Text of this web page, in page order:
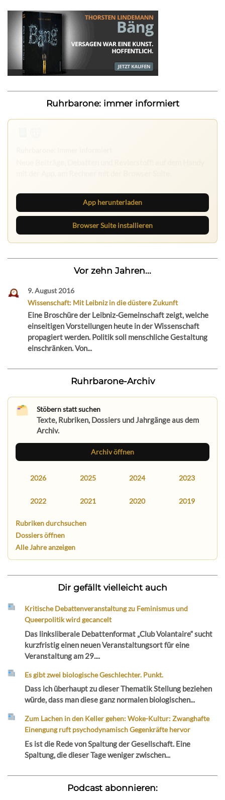
Ruhrbarone: immer informiert
App herunterladen
Browser Suite installieren
Vor zehn Jahren...
9. August 2016
Wissenschaft: Mit Leibniz in die düstere Zukunft
Eine Broschüre der Leibniz-Gemeinschaft zeigt, welche
einseitigen Vorstellungen heute in der Wissenschaft
propagiert werden. Politik soll menschliche Gestaltung
einschränken. Von...
Ruhrbarone-Archiv
Stöbern statt suchen
Texte, Rubriken, Dossiers und Jahrgänge aus dem
Archiv.
Archiv öffnen
2026 2025 2024 2023
2022 2021 2020 2019
Rubriken durchsuchen
Dossiers öffnen
Alle Jahre anzeigen
Dir gefällt vielleicht auch
Kritische Debattenveranstaltung zu Feminismus und
Queerpolitik wird gecancelt
Das linksliberale Debattenformat „Club Volantaire“ sucht
kurzfristig einen neuen Veranstaltungsort für eine
Veranstaltung am 29....
Es gibt zwei biologische Geschlechter. Punkt.
Dass ich überhaupt zu dieser Thematik Stellung beziehen
würde, dass man diese ganz normalen biologischen...
Zum Lachen in den Keller gehen: Woke-Kultur: Zwanghafte
Einengung ruft psychodynamisch Gegenkräfte hervor
Es ist die Rede von Spaltung der Gesellschaft. Eine
Spaltung, die dieser Tage weniger zwischen...
Podcast abonnieren: